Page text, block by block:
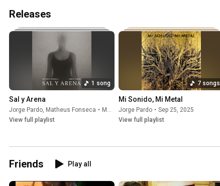
Releases
1 song
Sal y Arena
Jorge Pardo, Matheus Fonseca •
May 4, 2026
View full playlist
7 songs
Mi Sonido, Mi Metal
Jorge Pardo • Sep 25, 2025
View full playlist
Friends Play all